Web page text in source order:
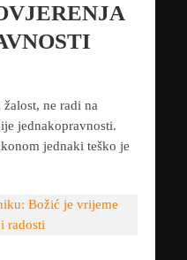
ne radi na
jednakopravnosti.
jednaki teško je